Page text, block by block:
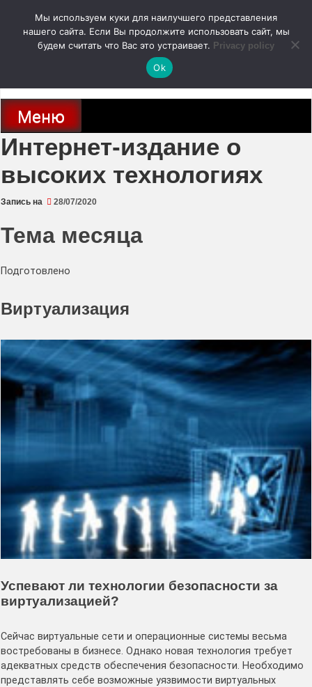
содержимому
autodoc24.ru
Новости про современные автомобили и не только, новинки зарубежного
и отечественного автопрома
Меню
Интернет-издание о
высоких технологиях
Запись на 28/07/2020
Тема месяца
Подготовлено
Виртуализация
Успевают ли технологии безопасности за
виртуализацией?
Сейчас виртуальные сети и операционные системы весьма
востребованы в бизнесе. Однако новая технология требует
адекватных средств обеспечения безопасности. Необходимо
представлять себе возможные уязвимости виртуальных
Мы используем куки для наилучшего представления
нашего сайта. Если Вы продолжите использовать сайт, мы
будем считать что Вас это устраивает. Privacy policy
Ok